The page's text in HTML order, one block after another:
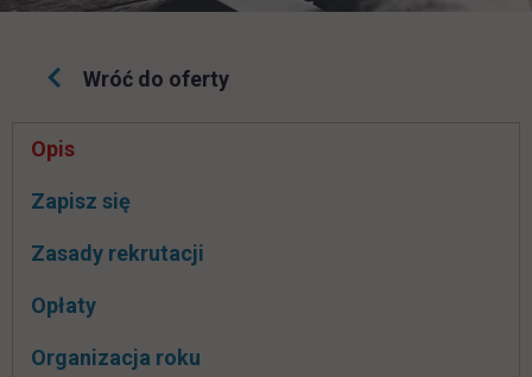
Wróć do oferty
Pomiń
Opis
Zapisz się
Zasady rekrutacji
Opłaty
Organizacja roku